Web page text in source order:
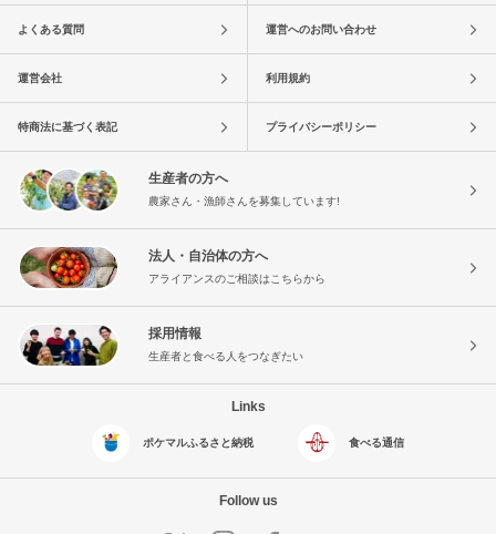
よくある質問 運営へのお問い合わせ
運営会社 利用規約
特商法に基づく表記 プライバシーポリシー
生産者の方へ
農家さん・漁師さんを募集しています!
法人・自治体の方へ
アライアンスのご相談はこちらから
採用情報
生産者と食べる人をつなぎたい
Links
ポケマルふるさと納税 食べる通信
Follow us